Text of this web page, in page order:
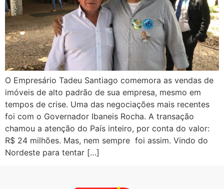
O Empresário Tadeu Santiago comemora as vendas de
imóveis de alto padrão de sua empresa, mesmo em
tempos de crise. Uma das negociações mais recentes
foi com o Governador Ibaneis Rocha. A transação
chamou a atenção do País inteiro, por conta do valor:
R$ 24 milhões. Mas, nem sempre foi assim. Vindo do
Nordeste para tentar […]